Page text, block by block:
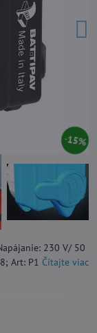
15%
230 V/ 50
Art: P1 Čítajte viac